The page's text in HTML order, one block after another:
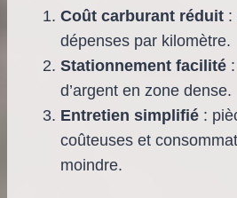
Coût carburant réduit :
dépenses par kilomètre.
Stationnement facilité
d’argent en zone dense.
Entretien simplifié :
coûteuses et
moindre.